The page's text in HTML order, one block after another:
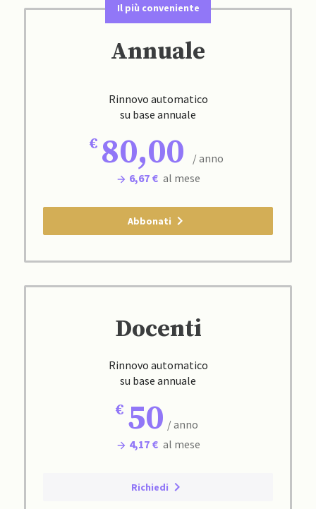
Il più conveniente
Annuale
Rinnovo automatico
su base annuale
80,00
/ anno
6,67 € al mese
Abbonati
Docenti
Rinnovo automatico
su base annuale
50 / anno
4,17 € al mese
Richiedi